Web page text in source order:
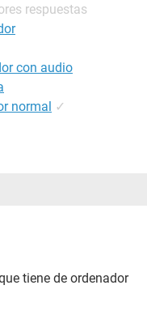
respuestas
con audio
normal ✓
tiene de ordenador